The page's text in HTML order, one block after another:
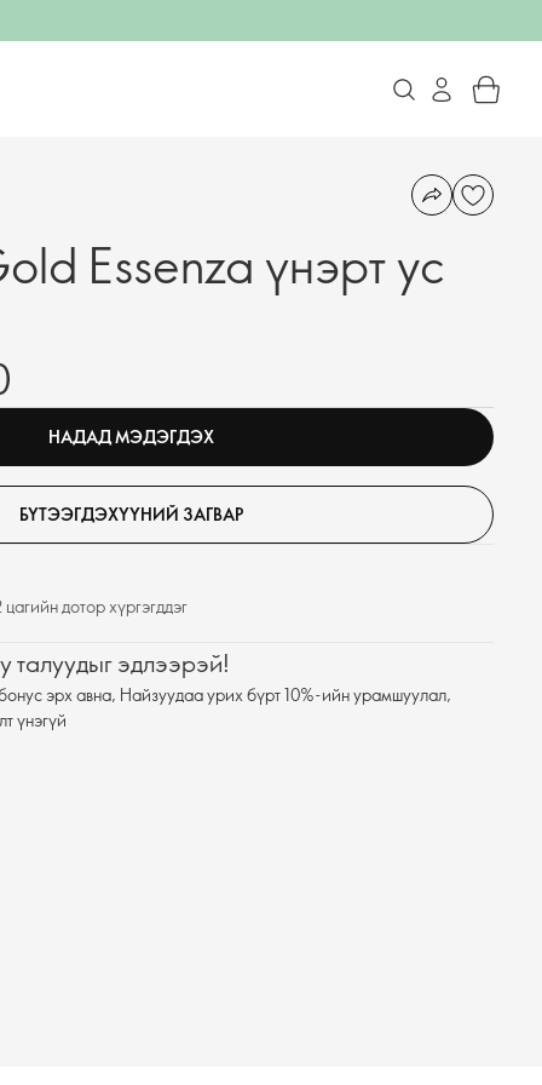
Essenza үнэрт ус
НАДАД МЭДЭГДЭХ
БҮТЭЭГДЭХҮҮНИЙ ЗАГВАР
дотор хүргэгддэг
талуудыг эдлээрэй!
эрх авна, Найзуудаа урих бүрт 10%-ийн урамшуулал,
үнэгүй